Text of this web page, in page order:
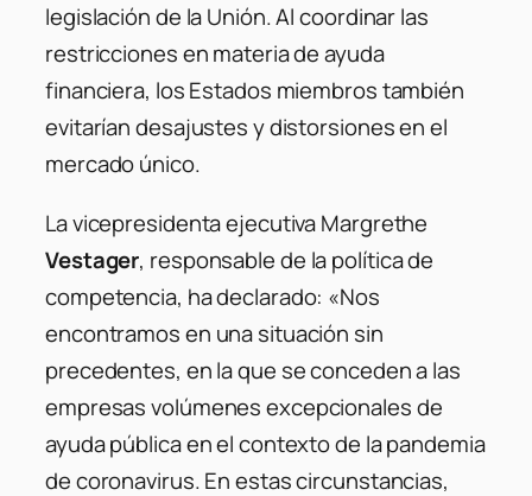
legislación de la Unión. Al coordinar las
restricciones en materia de ayuda
financiera, los Estados miembros también
evitarían desajustes y distorsiones en el
mercado único.
La vicepresidenta ejecutiva Margrethe
Vestager, responsable de la política de
competencia, ha declarado: «Nos
encontramos en una situación sin
precedentes, en la que se conceden a las
empresas volúmenes excepcionales de
ayuda pública en el contexto de la pandemia
de coronavirus. En estas circunstancias,